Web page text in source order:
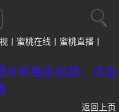
蜜桃在线
蜜桃直播
片和独家视频：点击
返回上页